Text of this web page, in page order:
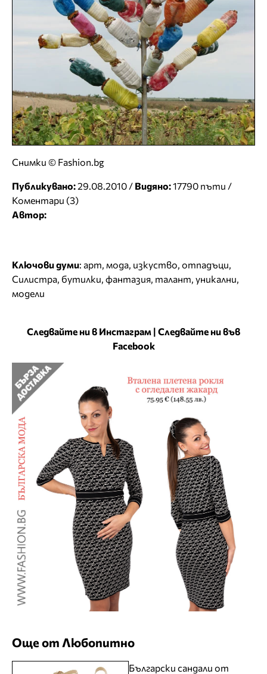
Снимки © Fashion.bg
Публикувано:29.08.2010 / Видяно:17790 пъти /
Коментари (3)
Автор:
Ключови думи: арт, мода, изкуство, отпадъци,
Силистра, бутилки, фантазия, талант, уникални,
модели
Следвайте ни в Инстаграм | Следвайте ни във
Facebook
Още от Любопитно
Български сандали от